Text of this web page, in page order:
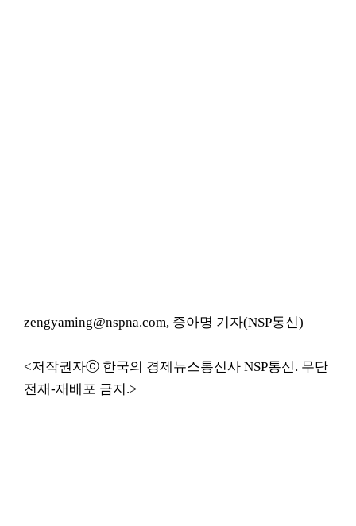
zengyaming@nspna.com, 증아명 기자(NSP통신)
<저작권자ⓒ 한국의 경제뉴스통신사 NSP통신. 무단
전재-재배포 금지.>